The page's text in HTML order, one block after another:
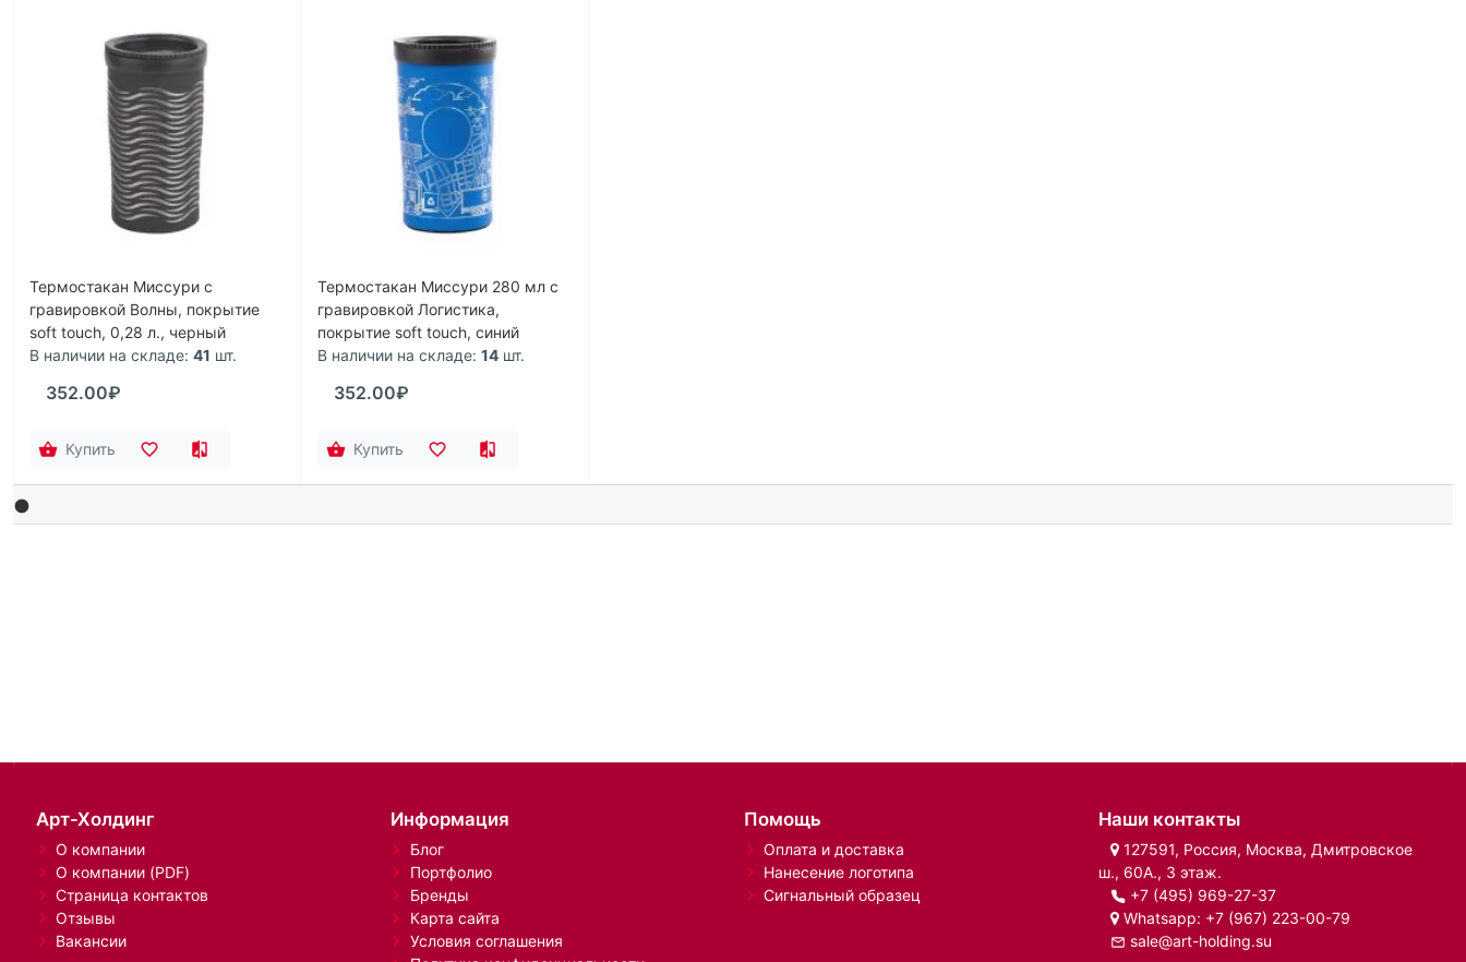
Термостакан Миссури c
гравировкой Волны, покрытие
soft touch, 0,28 л., черный
В наличии на складе: 41 шт.
352.00₽
Купить
Термостакан Миссури 280 мл c
гравировкой Логистика,
покрытие soft touch, синий
В наличии на складе: 14 шт.
352.00₽
Купить
Арт-Холдинг
О компании
О компании (PDF)
Страница контактов
Отзывы
Вакансии
Информация
Блог
Портфолио
Бренды
Карта сайта
Условия соглашения
Помощь
Оплата и доставка
Нанесение логотипа
Сигнальный образец
Наши контакты
127591, Россия, Москва, Дмитровское
ш., 60А., 3 этаж.
+7 (495) 969-27-37
Whatsapp: +7 (967) 223-00-79
sale@art-holding.su